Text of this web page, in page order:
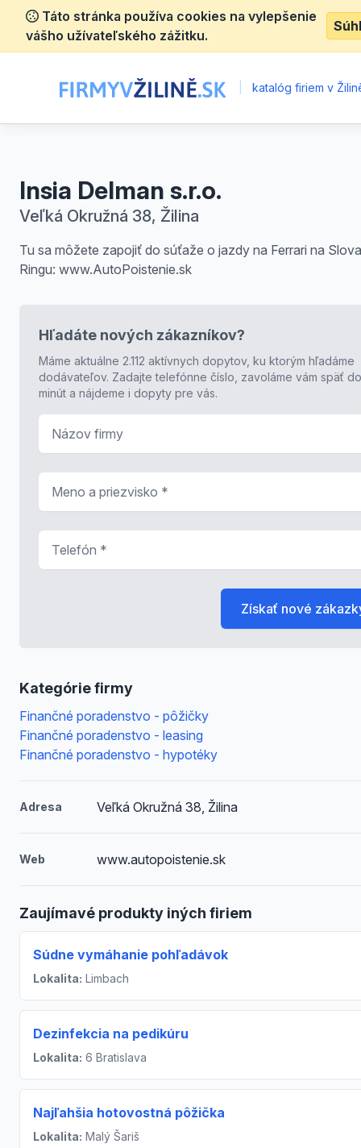
Táto stránka používa cookies na vylepšenie
vášho užívateľského zážitku.
katalóg firiem v
Insia Delman s.r.o.
Veľká Okružná 38, Žilina
Tu sa môžete zapojiť do súťaže o jazdy na Ferrari na
Ringu: www.AutoPoistenie.sk
Kategórie firmy
Finančné poradenstvo - pôžičky
Finančné poradenstvo - leasing
Finančné poradenstvo - hypotéky
Adresa Veľká Okružná 38, Žilina
Web www.autopoistenie.sk
Zaujímavé produkty iných firiem
Súdne vymáhanie pohľadávok
Lokalita: Limbach
Dezinfekcia na pedikúru
Lokalita: 6 Bratislava
Najľahšia hotovostná pôžička
Lokalita: Malý Šariš
Hľadáte nových zákazníkov?
Máme aktuálne 2.112 aktívnych dopytov, ku ktorým hľadáme
dodávateľov. Zadajte telefónne číslo, zavoláme vám späť
minút a nájdeme i dopyty pre vás.
Získať nové